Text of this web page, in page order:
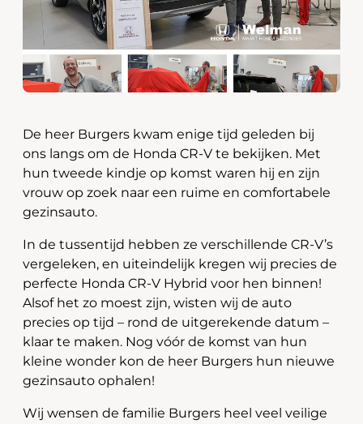
De heer Burgers kwam enige tijd geleden bij
ons langs om de Honda CR-V te bekijken. Met
hun tweede kindje op komst waren hij en zijn
vrouw op zoek naar een ruime en comfortabele
gezinsauto.
In de tussentijd hebben ze verschillende CR-V’s
vergeleken, en uiteindelijk kregen wij precies de
perfecte Honda CR-V Hybrid voor hen binnen!
Alsof het zo moest zijn, wisten wij de auto
precies op tijd – rond de uitgerekende datum –
klaar te maken. Nog vóór de komst van hun
kleine wonder kon de heer Burgers hun nieuwe
gezinsauto ophalen!
Wij wensen de familie Burgers heel veel veilige